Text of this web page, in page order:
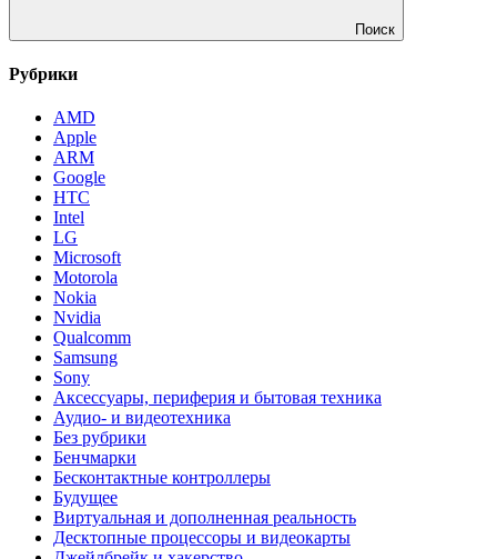
Поиск
Рубрики
AMD
Apple
ARM
Google
HTC
Intel
LG
Microsoft
Motorola
Nokia
Nvidia
Qualcomm
Samsung
Sony
Аксессуары, периферия и бытовая техника
Аудио- и видеотехника
Без рубрики
Бенчмарки
Бесконтактные контроллеры
Будущее
Виртуальная и дополненная реальность
Десктопные процессоры и видеокарты